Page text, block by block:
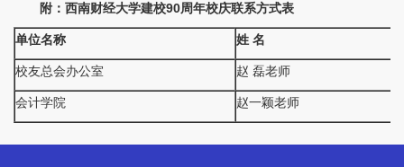
附：西南财经大学建校90周年校庆联系方式表
单位名称 姓 名
校友总会办公室 赵 磊老师
会计学院 赵一颖老师